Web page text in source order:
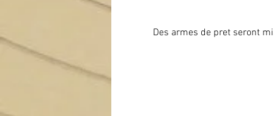
Des armes de pret seront